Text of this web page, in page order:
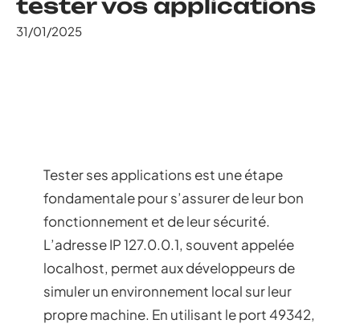
tester vos applications
31/01/2025
Tester ses applications est une étape
fondamentale pour s’assurer de leur bon
fonctionnement et de leur sécurité.
L’adresse IP 127.0.0.1, souvent appelée
localhost, permet aux développeurs de
simuler un environnement local sur leur
propre machine. En utilisant le port 49342,